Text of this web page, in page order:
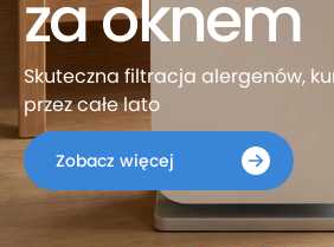
za oknem
Skuteczna filtracja alergenów,
przez całe lato
Zobacz więcej